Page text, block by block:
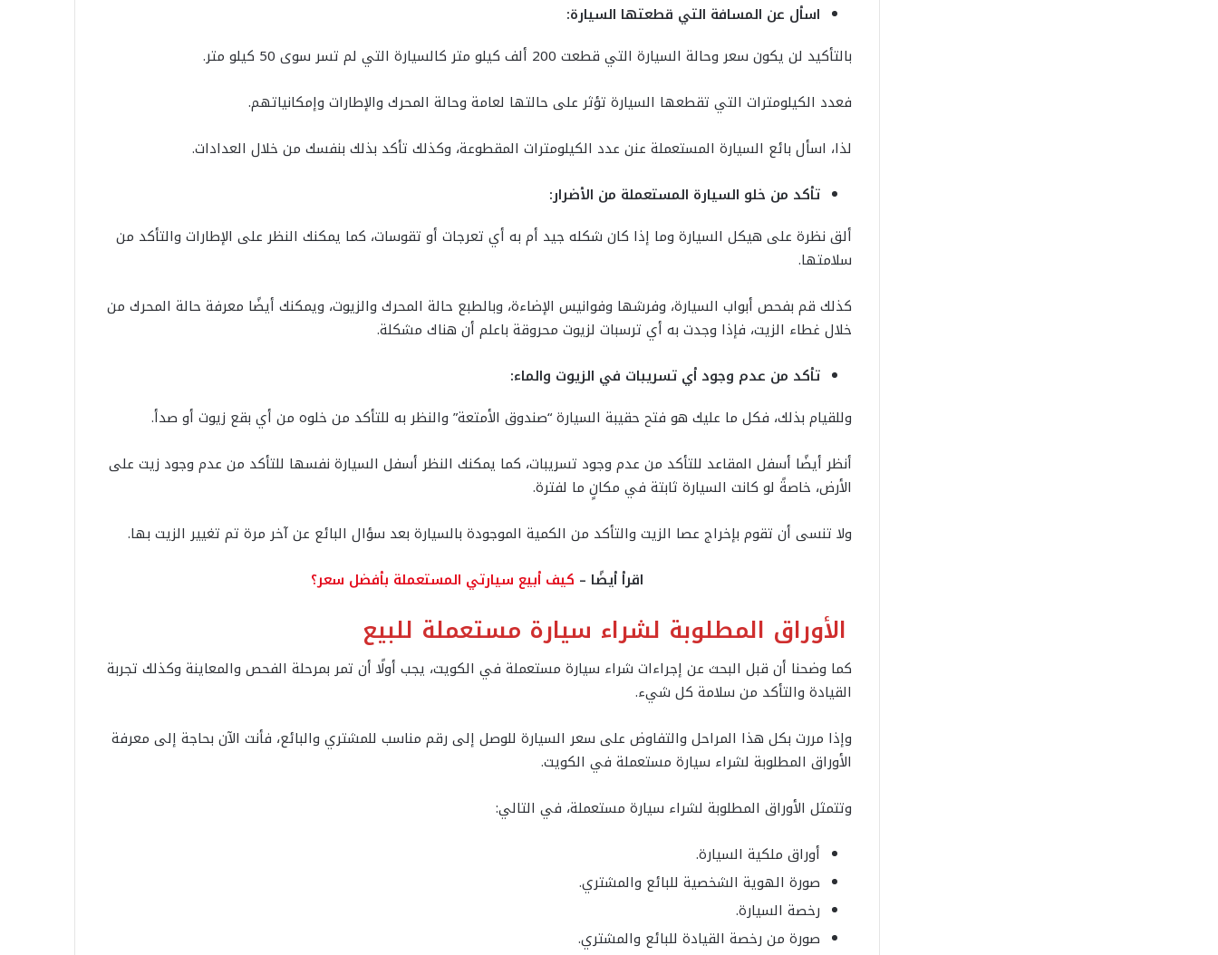
اسأل عن المسافة التي قطعتها السيارة:
بالتأكيد لن يكون سعر وحالة السيارة التي قطعت 200 ألف كيلو متر كالسيارة التي لم تسر سوى 50 كيلو متر.
فعدد الكيلومترات التي تقطعها السيارة تؤثر على حالتها لعامة وحالة المحرك والإطارات وإمكانياتهم.
لذا، اسأل بائع السيارة المستعملة عنن عدد الكيلومترات المقطوعة، وكذلك تأكد بذلك بنفسك من خلال العدادات.
تأكد من خلو السيارة المستعملة من الأضرار:
ألق نظرة على هيكل السيارة وما إذا كان شكله جيد أم به أي تعرجات أو تقوسات، كما يمكنك النظر على الإطارات والتأكد من
سلامتها.
كذلك قم بفحص أبواب السيارة، وفرشها وفوانيس الإضاءة، وبالطبع حالة المحرك والزيوت، ويمكنك أيضًا معرفة حالة المحرك من
خلال غطاء الزيت، فإذا وجدت به أي ترسبات لزيوت محروقة باعلم أن هناك مشكلة.
تأكد من عدم وجود أي تسريبات في الزيوت والماء:
وللقيام بذلك، فكل ما عليك هو فتح حقيبة السيارة “صندوق الأمتعة” والنظر به للتأكد من خلوه من أي بقع زيوت أو صدأ.
أنظر أيضًا أسفل المقاعد للتأكد من عدم وجود تسريبات، كما يمكنك النظر أسفل السيارة نفسها للتأكد من عدم وجود زيت على
الأرض، خاصةً لو كانت السيارة ثابتة في مكانٍ ما لفترة.
ولا تنسى أن تقوم بإخراج عصا الزيت والتأكد من الكمية الموجودة بالسيارة بعد سؤال البائع عن آخر مرة تم تغيير الزيت بها.
اقرأ أيضًا – كيف أبيع سيارتي المستعملة بأفضل سعر؟
الأوراق المطلوبة لشراء سيارة مستعملة للبيع
كما وضحنا أن قبل البحث عن إجراءات شراء سيارة مستعملة في الكويت، يجب أولًا أن تمر بمرحلة الفحص والمعاينة وكذلك تجربة
القيادة والتأكد من سلامة كل شيء.
وإذا مررت بكل هذا المراحل والتفاوض على سعر السيارة للوصل إلى رقم مناسب للمشتري والبائع، فأنت الآن بحاجة إلى معرفة
الأوراق المطلوبة لشراء سيارة مستعملة في الكويت.
وتتمثل الأوراق المطلوبة لشراء سيارة مستعملة، في التالي:
أوراق ملكية السيارة.
صورة الهوية الشخصية للبائع والمشتري.
رخصة السيارة.
صورة من رخصة القيادة للبائع والمشتري.